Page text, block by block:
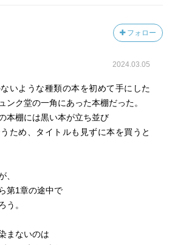
ートした少女漫画「ハイティーン・
「藤丸翔」。この漫画は、映画化も
会現象になった横浜銀蝿のメインボ
ハイティーン・ブギ」からもらった
の間に、メディアに「翔」の字が大
いう漢字の認知度が一気に高まった
名前に使いたい」という世間の要望
名に使える漢字が厳しく制限されて
なると、昭和56年10月、「翔」の字
な親たちに大きな壁が立ち塞がる。
う漢字、人名用漢字に含まれておら
フォロー
2024.03.05
いような種類の本を初めて手にした
ンク堂の一角にあった本棚だった。
本棚には黒い本が立ち並び
ため、タイトルも見ずに本を買うと
、
第1章の途中で
う。
まないのは